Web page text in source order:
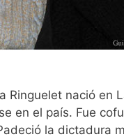
Ringuelet nació en
en el país. Fue
la dictadura